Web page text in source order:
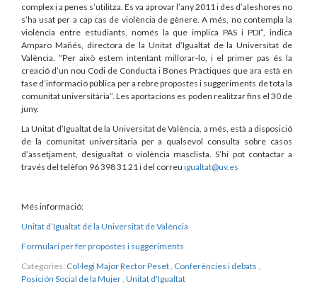
complex i a penes s’utilitza. Es va aprovar l’any 2011 i des d’aleshores no
s’ha usat per a cap cas de violència de gènere. A més, no contempla la
violència entre estudiants, només la que implica PAS i PDI”, indica
Amparo Mañés, directora de la Unitat d’Igualtat de la Universitat de
València. “Per això estem intentant millorar-lo, i el primer pas és la
creació d’un nou Codi de Conducta i Bones Pràctiques que ara està en
fase d’informació pública per a rebre propostes i suggeriments de tota la
comunitat universitària”. Les aportacions es poden realitzar fins el 30 de
juny.
La Unitat d’Igualtat de la Universitat de València, a més, està a disposició
de la comunitat universitària per a qualsevol consulta sobre casos
d’assetjament, desigualtat o violència masclista. S’hi pot contactar a
través del telèfon 96 398 31 21 i del correu igualtat@uv.es
Més informació:
Unitat d’Igualtat de la Universitat de València
Formulari per fer propostes i suggeriments
Categories: Col·legi Major Rector Peset Conferències i debats
Posición Social de la Mujer Unitat d'Igualtat